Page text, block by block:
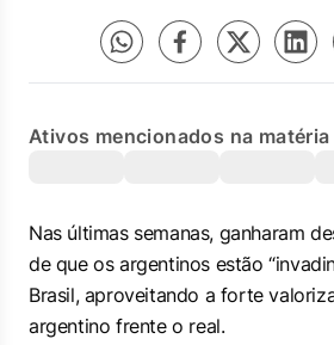
Ativos mencionados na matéria
Nas últimas semanas, ganharam
de que os argentinos estão
Brasil, aproveitando a forte
argentino frente o real.